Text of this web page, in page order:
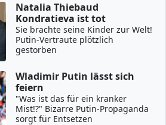
Natalia Thiebaud
Kondratieva ist tot
Sie brachte seine Kinder zur Welt!
Putin-Vertraute plötzlich
gestorben
Wladimir Putin lässt sich
feiern
"Was ist das für ein kranker
Mist!?" Bizarre Putin-Propaganda
sorgt für Entsetzen